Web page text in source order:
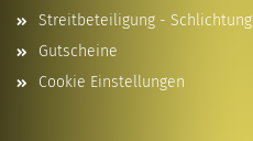
Streitbeteiligung - Schlichtung
Gutscheine
Cookie Einstellungen